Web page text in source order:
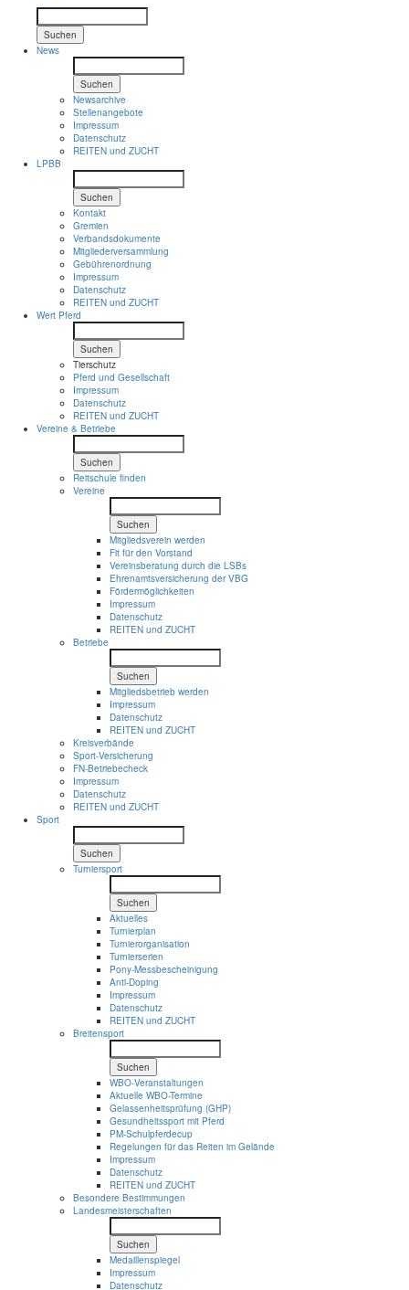
Suchen
News
Suchen
Newsarchive
Stellenangebote
Impressum
Datenschutz
REITEN und ZUCHT
LPBB
Suchen
Kontakt
Gremien
Verbandsdokumente
Mitgliederversammlung
Gebührenordnung
Impressum
Datenschutz
REITEN und ZUCHT
Wert Pferd
Suchen
Tierschutz
Pferd und Gesellschaft
Impressum
Datenschutz
REITEN und ZUCHT
Vereine & Betriebe
Suchen
Reitschule finden
Vereine
Suchen
Mitgliedsverein werden
Fit für den Vorstand
Vereinsberatung durch die LSBs
Ehrenamtsversicherung der VBG
Fördermöglichkeiten
Impressum
Datenschutz
REITEN und ZUCHT
Betriebe
Suchen
Mitgliedsbetrieb werden
Impressum
Datenschutz
REITEN und ZUCHT
Kreisverbände
Sport-Versicherung
FN-Betriebecheck
Impressum
Datenschutz
REITEN und ZUCHT
Sport
Suchen
Turniersport
Suchen
Aktuelles
Turnierplan
Turnierorganisation
Turnierserien
Pony-Messbescheinigung
Anti-Doping
Impressum
Datenschutz
REITEN und ZUCHT
Breitensport
Suchen
WBO-Veranstaltungen
Aktuelle WBO-Termine
Gelassenheitsprüfung (GHP)
Gesundheitssport mit Pferd
PM-Schulpferdecup
Regelungen für das Reiten im Gelände
Impressum
Datenschutz
REITEN und ZUCHT
Besondere Bestimmungen
Landesmeisterschaften
Suchen
Medaillenspiegel
Impressum
Datenschutz